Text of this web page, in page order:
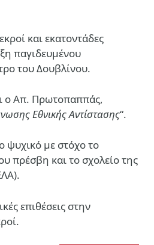
και εκατοντάδες
παγιδευμένου
του Δουβλίνου.
ο Απ. Πρωτοπαππάς,
Εθνικής Αντίστασης“.
ψυχικό με στόχο το
πρέσβη και το σχολείο της
επιθέσεις στην